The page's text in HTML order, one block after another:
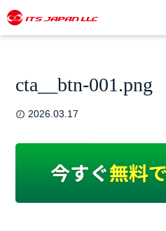
cta__btn-001.png
2026.03.17